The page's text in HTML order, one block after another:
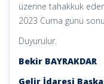
üzerine tahakkuk
2023 Cuma günü
Duyurulur.
Bekir BAYRAKDAR
Gelir İdaresi